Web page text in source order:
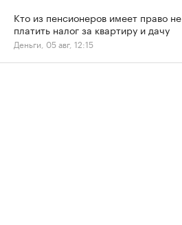
Кто из пенсионеров имеет право не
платить налог за квартиру и дачу
Деньги, 05 авг, 12:15